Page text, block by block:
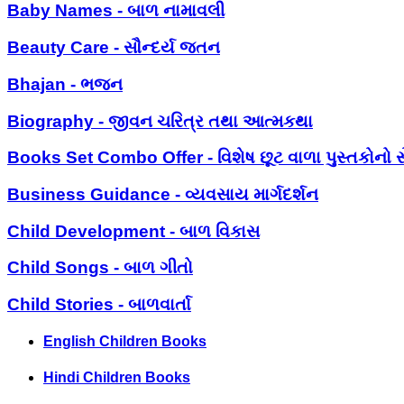
Baby Names - બાળ નામાવલી
Beauty Care - સૌન્દર્ય જતન
Bhajan - ભજન
Biography - જીવન ચરિત્ર તથા આત્મકથા
Books Set Combo Offer - વિશેષ છૂટ વાળા પુસ્તકોનો
Business Guidance - વ્યવસાય માર્ગદર્શન
Child Development - બાળ વિકાસ
Child Songs - બાળ ગીતો
Child Stories - બાળવાર્તા
English Children Books
Hindi Children Books